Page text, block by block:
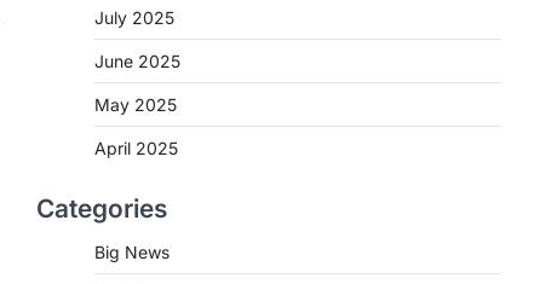
July 2025
June 2025
May 2025
April 2025
Categories
Big News
CG:NEET/JEEऑनलाइन कोचिंग